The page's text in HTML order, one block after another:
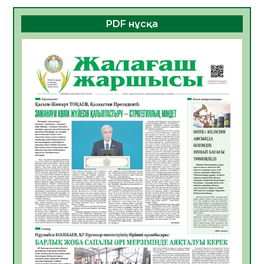
06.08.2026 30 0
ҚҰРЫЛТАЙ САЙЛАУЫ – БОЛАШАҚҚА
БАСТАР ЖАУАПТЫ ТАҢДАУ
06.08.2026
Инфекциялық ауруларға қарсы иммундау
жұмыстарының тиімділігі
06.08.2026
33
Көкжөтел ауруы туралы
06.08.2026
30
АПВ вакцинасы туралы мәлімет
06.08.2026
31
Open Air: Қызылорда облысы полиция
департаменті 20 мыңнан астам
көрерменнің қауіпсіздігін қамтамасыз етті
06.08.2026
41
PDF нұсқа